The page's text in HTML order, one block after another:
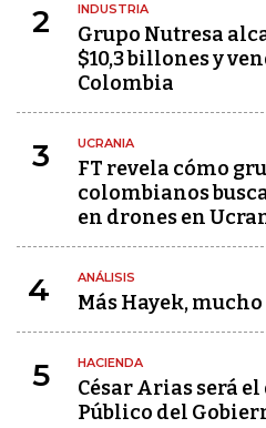
2 INDUSTRIA
Grupo Nutresa
$10,3 billones y
Colombia
3 UCRANIA
FT revela cómo
colombianos
en drones en
4 ANÁLISIS
Más Hayek,
5 HACIENDA
César Arias será
Público del